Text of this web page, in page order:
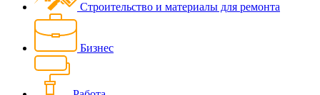
Строительство и материалы для ремонта
Бизнес